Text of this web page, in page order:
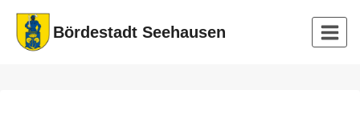
Zum
Inhalt
springen
Bördestadt Seehausen